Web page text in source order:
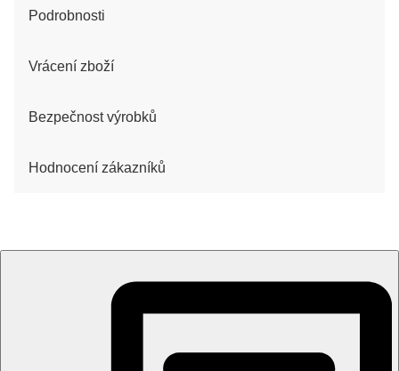
Podrobnosti
Vrácení zboží
Bezpečnost výrobků
Hodnocení zákazníků